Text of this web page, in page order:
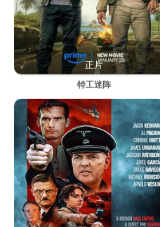
正片
特工迷阵